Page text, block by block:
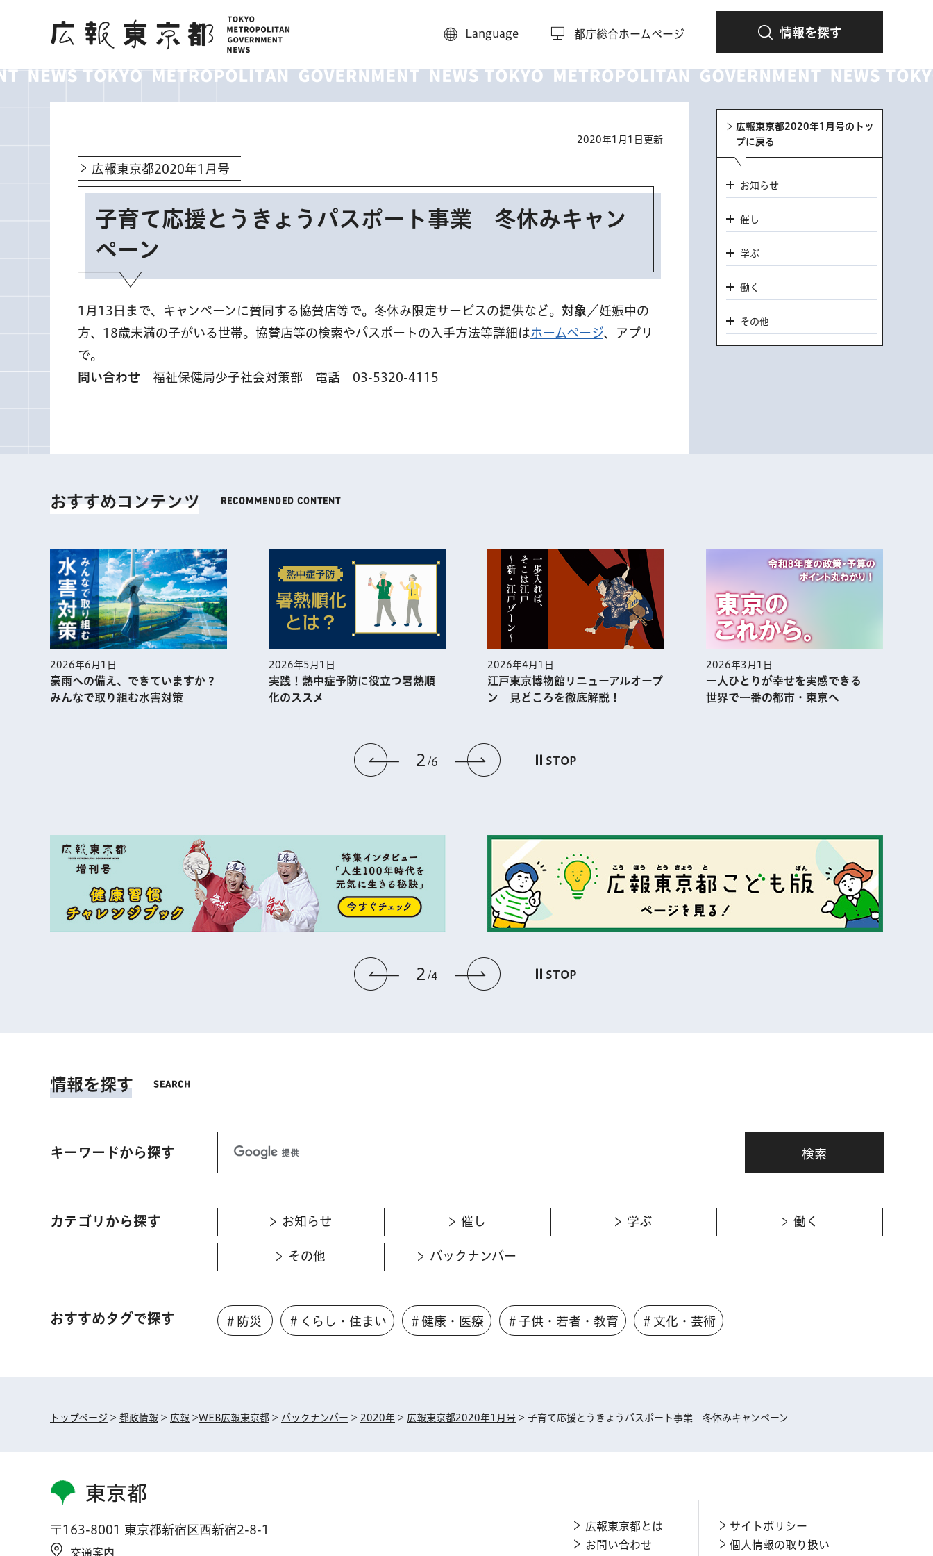
広報東京都
Language 都庁総合ホームページ 情報を探す
2020年1月1日更新
広報東京都2020年1月号
子育て応援とうきょうパスポート事業 冬休みキャン
ペーン
1月13日まで、キャンペーンに賛同する協賛店等で。冬休み限定サービスの提供など。 対象 ／妊娠中の
方、18歳未満の子がいる世帯。協賛店等の検索やパスポートの入手方法等詳細はホームページ、アプリ
で。
問い合わせ 福祉保健局少子社会対策部 電話 03-5320-4115
広報東京都2020年1月号のトッ
プに戻る
お知らせ
催し
学ぶ
働く
その他
おすすめコンテンツ
前のスライドを表示
2 6 次のスライドを表示
STOP
2026年6月1日
豪雨への備え、できていますか？
みんなで取り組む水害対策
2026年5月1日
実践！熱中症予防に役⽴つ暑熱順
化のススメ
2026年4月1日
江戸東京博物館リニューアルオープ
ン 見どころを徹底解説！
2026年3月1日
一人ひとりが幸せを実感できる
世界で一番の都市・東京へ
前のスライドを表示
2 4 次のスライドを表示
STOP
情報を探す
キーワードから探す
カテゴリから探す お知らせ 催し 学ぶ 働く
その他 バックナンバー
おすすめタグで探す ＃防災 ＃くらし・住まい ＃健康・医療 ＃子供・若者・教育 ＃文化・芸術
トップページ > 都政情報 > 広報 >WEB広報東京都 > バックナンバー > 2020年 > 広報東京都2020年1月号 > 子育て応援とうきょうパスポート事業 冬休みキャンペーン
東京都
〒163-8001 東京都新宿区西新宿2-8-1
交通案内
広報東京都とは
お問い合わせ
サイトポリシー
個人情報の取り扱い